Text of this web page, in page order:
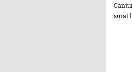
surat